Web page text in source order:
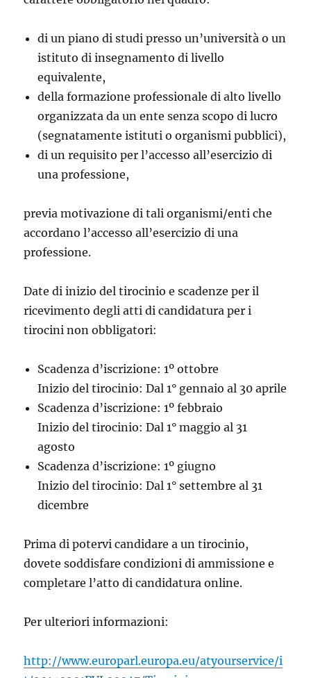
di un piano di studi presso un’università o un
istituto di insegnamento di livello
equivalente,
della formazione professionale di alto livello
organizzata da un ente senza scopo di lucro
(segnatamente istituti o organismi pubblici),
di un requisito per l’accesso all’esercizio di
una professione,
previa motivazione di tali organismi/enti che
accordano l’accesso all’esercizio di una
professione.
Date di inizio del tirocinio e scadenze per il
ricevimento degli atti di candidatura per i
tirocini non obbligatori:
Scadenza d’iscrizione: 1º ottobre
Inizio del tirocinio: Dal 1° gennaio al 30 aprile
Scadenza d’iscrizione: 1º febbraio
Inizio del tirocinio: Dal 1° maggio al 31
agosto
Scadenza d’iscrizione: 1º giugno
Inizio del tirocinio: Dal 1° settembre al 31
dicembre
Prima di potervi candidare a un tirocinio,
dovete soddisfare condizioni di ammissione e
completare l’atto di candidatura online.
Per ulteriori informazioni:
http://www.europarl.europa.eu/atyourservice/i